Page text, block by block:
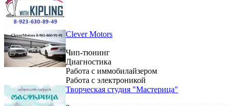
Clever Motors
Чип-тюнинг
Диагностика
Работа с иммобилайзером
Работа с электроникой
Творческая студия "Мастерица"